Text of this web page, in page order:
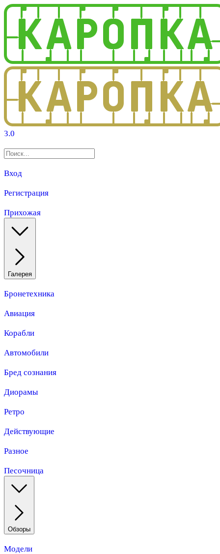
3.0
Вход
Регистрация
Прихожая
Галерея
Бронетехника
Авиация
Корабли
Автомобили
Бред сознания
Диорамы
Ретро
Действующие
Разное
Песочница
Обзоры
Модели